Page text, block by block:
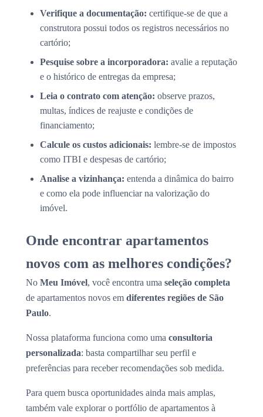
Verifique a documentação: certifique-se de que a
construtora possui todos os registros necessários no
cartório;
Pesquise sobre a incorporadora: avalie a reputação
e o histórico de entregas da empresa;
Leia o contrato com atenção: observe prazos,
multas, índices de reajuste e condições de
financiamento;
Calcule os custos adicionais: lembre-se de impostos
como ITBI e despesas de cartório;
Analise a vizinhança: entenda a dinâmica do bairro
e como ela pode influenciar na valorização do
imóvel.
Onde encontrar apartamentos
novos com as melhores condições?
No Meu Imóvel, você encontra uma seleção completa
de apartamentos novos em diferentes regiões de São
Paulo.
Nossa plataforma funciona como uma consultoria
personalizada: basta compartilhar seu perfil e
preferências para receber recomendações sob medida.
Para quem busca oportunidades ainda mais amplas,
também vale explorar o portfólio de apartamentos à